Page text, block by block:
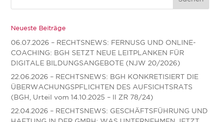
Neueste Beiträge
06.07.2026 – RECHTSNEWS: FERNUSG UND ONLINE-
COACHING: BGH SETZT NEUE LEITPLANKEN FÜR
DIGITALE BILDUNGSANGEBOTE (NJW 20/2026)
22.06.2026 – RECHTSNEWS: BGH KONKRETISIERT DIE
ÜBERWACHUNGSPFLICHTEN DES AUFSICHTSRATS
(BGH, Urteil vom 14.10.2025 – II ZR 78/24)
22.04.2026 – RECHTSNEWS: GESCHÄFTSFÜHRUNG UND